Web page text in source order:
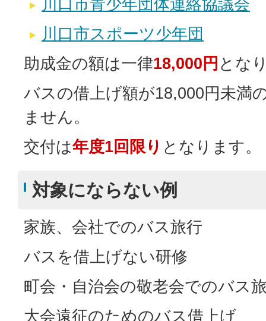
川口市青少年団体連絡協議会
川口市スポーツ少年団
助成金の額は一律18,000円 とな
バスの借上げ額が18,000円未満
ません。
交付は年度1回限り となります。
対象にならない例
家族、会社でのバス旅行
バスを借上げない研修
町会・自治会の敬老会でのバス
大会遠征のためのバス借上げ